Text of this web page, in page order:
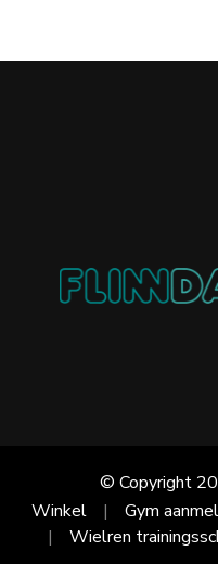
© Copyright
Winkel
Gym
Wielren